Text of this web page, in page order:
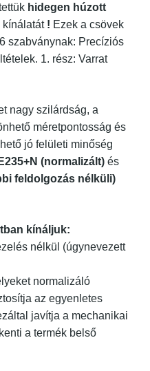
hidegen húzott
kínálatát ! Ezek a csövek
szabványnak: Precíziós
1. rész: Varrat
nagy szilárdság, a
méretpontosság és
jó felületi minőség
E235+N (normalizált) és
feldolgozás nélküli)
kínáljuk:
nélkül (úgynevezett
normalizáló
az egyenletes
javítja a mechanikai
a termék belső